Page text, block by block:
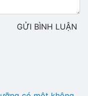
GỬI BÌNH LUẬN